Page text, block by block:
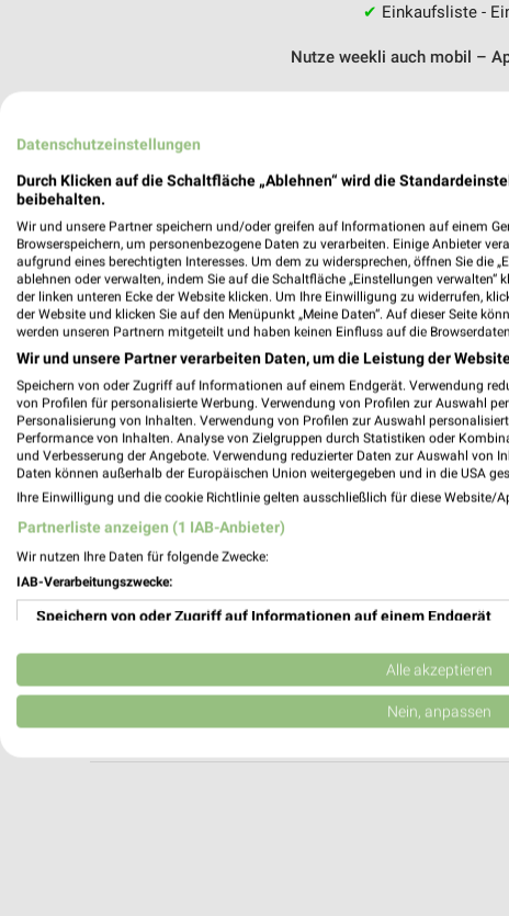
✔ Einkaufsliste -
Nutze weekli auch mobil –
Ernsting's family Herzebrock-Clarholz
Le-Chambon-Straße 4
33442 Herzebrock-Clarholz
Heute 09:00 - 18:00 Uhr |
358,98 km
Ernsting's family Warendorf
Heute 09:00 - 12:30 14:30 - 18:00 Uhr |
Datenschutzeinstellungen
Durch Klicken auf die Schaltfläche „Ablehnen“ wird die
beibehalten.
Wir und unsere Partner speichern und/oder greifen auf Informationen auf einem
Browserspeichern, um personenbezogene Daten zu verarbeiten. Einige Anbieter
aufgrund eines berechtigten Interesses. Um dem zu widersprechen, öffnen Sie die
ablehnen oder verwalten, indem Sie auf die Schaltfläche „Einstellungen
der linken unteren Ecke der Website klicken. Um Ihre Einwilligung zu widerrufen,
der Website und klicken Sie auf den Menüpunkt „Meine Daten“. Auf dieser Seite
werden unseren Partnern mitgeteilt und haben keinen Einfluss auf die
Wir und unsere Partner verarbeiten Daten, um die Leistung der
Speichern von oder Zugriff auf Informationen auf einem Endgerät. Verwendung
von Profilen für personalisierte Werbung. Verwendung von Profilen zur Auswahl
Personalisierung von Inhalten. Verwendung von Profilen zur Auswahl
Performance von Inhalten. Analyse von Zielgruppen durch Statistiken oder
und Verbesserung der Angebote. Verwendung reduzierter Daten zur Auswahl von
Daten können außerhalb der Europäischen Union weitergegeben und in die USA
Ihre Einwilligung und die cookie Richtlinie gelten ausschließlich für diese Website/
Partnerliste anzeigen (1 IAB-Anbieter)
Wir nutzen Ihre Daten für folgende Zwecke:
IAB-Verarbeitungszwecke:
Speichern von oder Zugriff auf Informationen auf einem Endgerät
Verwendung reduzierter Daten zur Auswahl von Werbeanzeigen
Erstellung von Profilen für personalisierte Werbung
Alle akzeptieren
Nein, anpassen